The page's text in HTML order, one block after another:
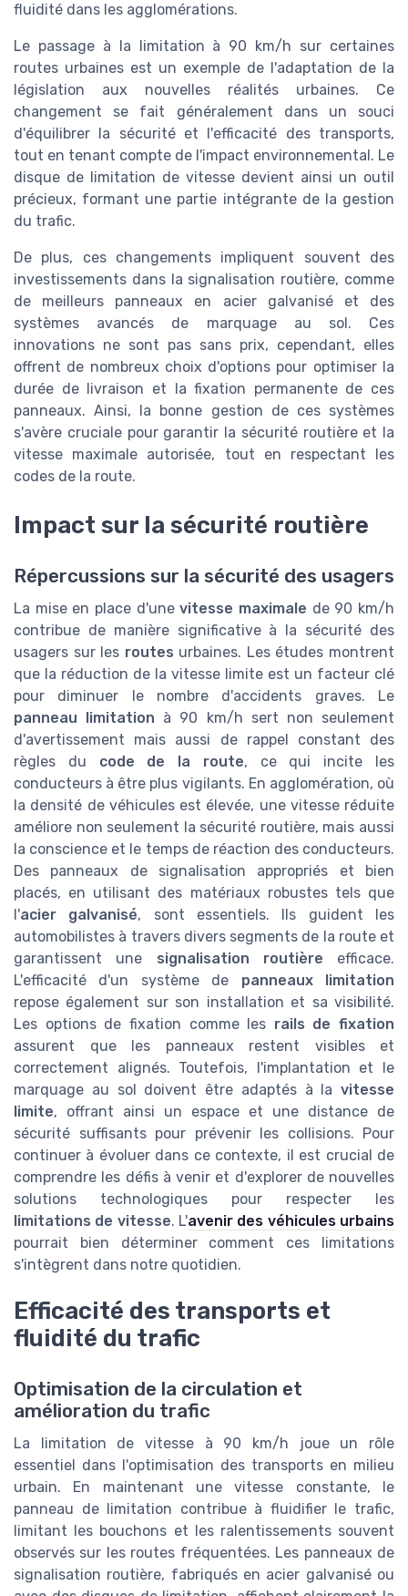
fluidité dans les agglomérations.
Le passage à la limitation à 90 km/h sur certaines
routes urbaines est un exemple de l'adaptation de la
législation aux nouvelles réalités urbaines. Ce
changement se fait généralement dans un souci
d'équilibrer la sécurité et l'efficacité des transports,
tout en tenant compte de l'impact environnemental. Le
disque de limitation de vitesse devient ainsi un outil
précieux, formant une partie intégrante de la gestion
du trafic.
De plus, ces changements impliquent souvent des
investissements dans la signalisation routière, comme
de meilleurs panneaux en acier galvanisé et des
systèmes avancés de marquage au sol. Ces
innovations ne sont pas sans prix, cependant, elles
offrent de nombreux choix d'options pour optimiser la
durée de livraison et la fixation permanente de ces
panneaux. Ainsi, la bonne gestion de ces systèmes
s'avère cruciale pour garantir la sécurité routière et la
vitesse maximale autorisée, tout en respectant les
codes de la route.
Impact sur la sécurité routière
Répercussions sur la sécurité des usagers
La mise en place d'unevitesse maximale de 90 km/h
contribue de manière significative à la sécurité des
usagers sur les routes urbaines. Les études montrent
que la réduction de la vitesse limite est un facteur clé
pour diminuer le nombre d'accidents graves. Le
panneau limitation à 90 km/h sert non seulement
d'avertissement mais aussi de rappel constant des
règles du code de la route, ce qui incite les
conducteurs à être plus vigilants. En agglomération, où
la densité de véhicules est élevée, une vitesse réduite
améliore non seulement la sécurité routière, mais aussi
la conscience et le temps de réaction des conducteurs.
Des panneaux de signalisation appropriés et bien
placés, en utilisant des matériaux robustes tels que
l'acier galvanisé, sont essentiels. Ils guident les
automobilistes à travers divers segments de la route et
garantissent une signalisation routière efficace.
L'efficacité d'un système de panneaux limitation
repose également sur son installation et sa visibilité.
Les options de fixation comme les rails de fixation
assurent que les panneaux restent visibles et
correctement alignés. Toutefois, l'implantation et le
marquage au sol doivent être adaptés à la vitesse
limite, offrant ainsi un espace et une distance de
sécurité suffisants pour prévenir les collisions. Pour
continuer à évoluer dans ce contexte, il est crucial de
comprendre les défis à venir et d'explorer de nouvelles
solutions technologiques pour respecter les
limitations de vitesse. L'avenir des véhicules urbains
pourrait bien déterminer comment ces limitations
s'intègrent dans notre quotidien.
Efficacité des transports et
fluidité du trafic
Optimisation de la circulation et
amélioration du trafic
La limitation de vitesse à 90 km/h joue un rôle
essentiel dans l'optimisation des transports en milieu
urbain. En maintenant une vitesse constante, le
panneau de limitation contribue à fluidifier le trafic,
limitant les bouchons et les ralentissements souvent
observés sur les routes fréquentées. Les panneaux de
signalisation routière, fabriqués en acier galvanisé ou